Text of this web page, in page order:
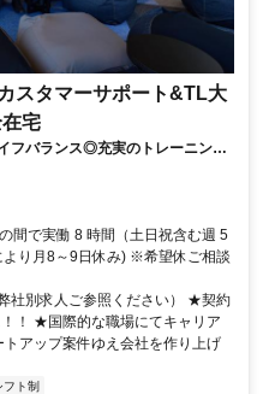
スタマーサポート&TL大
宅
フバランス◎充実のトレーニング
間で実働 8 時間（土日祝含む週 5
り月8～9日休み) ※希望休ご相談
社別求人ご参照ください） ★契約
！ ★国際的な職場にてキャリア
アップ案件ゆえ会社を作り上げ
フト制